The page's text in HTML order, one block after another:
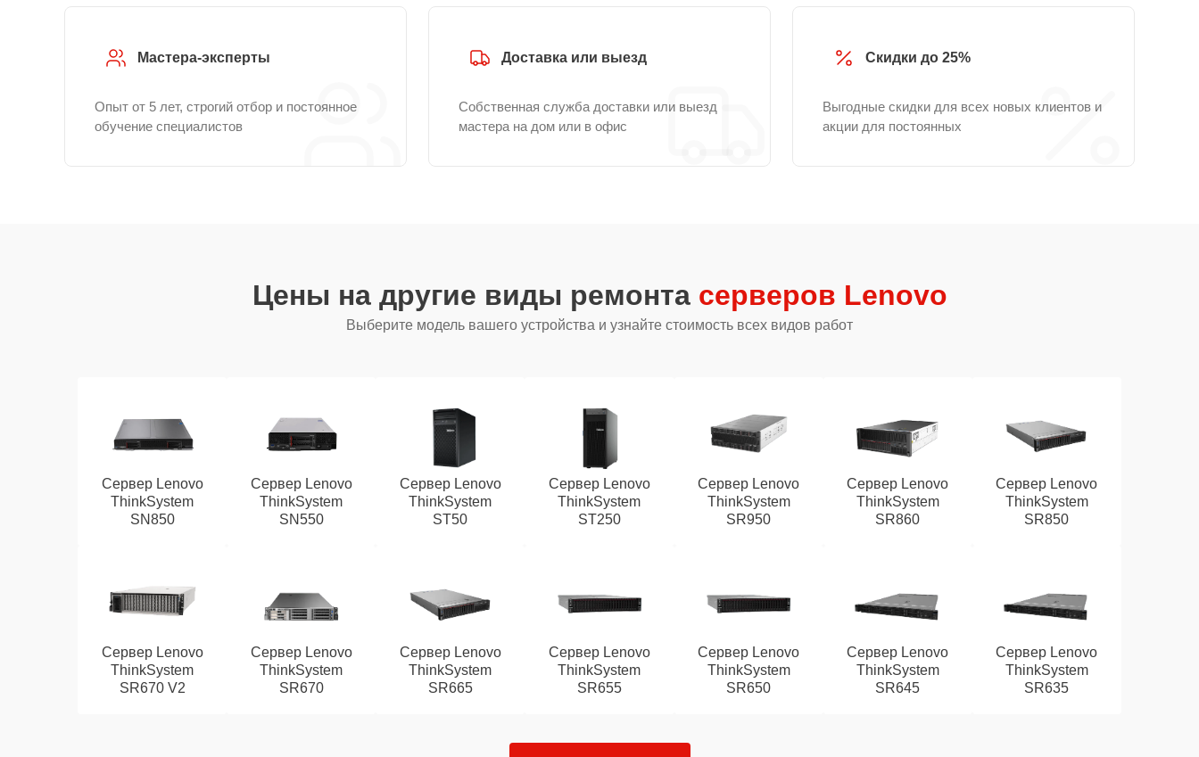
Мастера-эксперты
Опыт от 5 лет, строгий отбор и постоянное
обучение специалистов
Доставка или выезд
Собственная служба доставки или выезд
мастера на дом или в офис
Скидки до 25%
Выгодные скидки для всех новых клиентов и
акции для постоянных
Цены на другие виды ремонта серверов Lenovo
Выберите модель вашего устройства и узнайте стоимость всех видов работ
Сервер Lenovo
ThinkSystem
SN850
Сервер Lenovo
ThinkSystem
SN550
Сервер Lenovo
ThinkSystem
ST50
Сервер Lenovo
ThinkSystem
ST250
Сервер Lenovo
ThinkSystem
SR950
Сервер Lenovo
ThinkSystem
SR860
Сервер Lenovo
ThinkSystem
SR850
Сервер Lenovo
ThinkSystem
SR670 V2
Сервер Lenovo
ThinkSystem
SR670
Сервер Lenovo
ThinkSystem
SR665
Сервер Lenovo
ThinkSystem
SR655
Сервер Lenovo
ThinkSystem
SR650
Сервер Lenovo
ThinkSystem
SR645
Сервер Lenovo
ThinkSystem
SR635